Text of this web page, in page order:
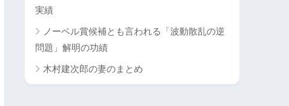
実績
ノーベル賞候補とも言われる「波動散乱の逆
問題」解明の功績
木村建次郎の妻のまとめ